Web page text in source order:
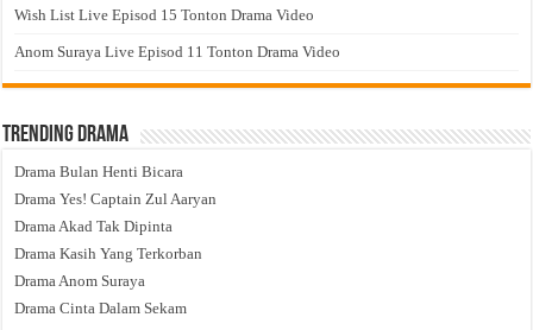
Wish List Live Episod 15 Tonton Drama Video
Anom Suraya Live Episod 11 Tonton Drama Video
Trending Drama
Drama Bulan Henti Bicara
Drama Yes! Captain Zul Aaryan
Drama Akad Tak Dipinta
Drama Kasih Yang Terkorban
Drama Anom Suraya
Drama Cinta Dalam Sekam